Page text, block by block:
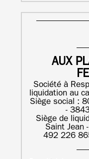
AUX
Société à
liquidation au
Siège social :
-
Siège de
Saint Jean
492 226